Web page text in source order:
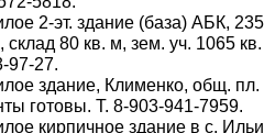
2-эт. здание (база) АБК,
80 кв. м, зем. уч. 1065
97-27.
здание, Клименко, общ. пл.
готовы. Т. 8-903-941-7959.
кирпичное здание в с.